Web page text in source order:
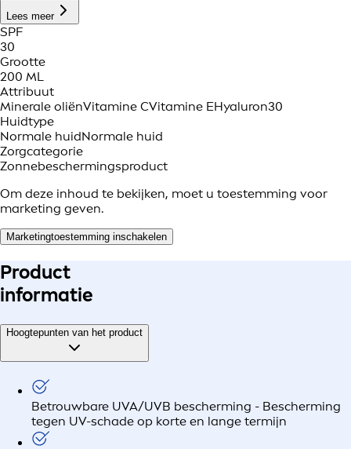
Lees meer
SPF
30
Grootte
200 ML
Attribuut
Minerale oliënVitamine CVitamine EHyaluron30
Huidtype
Normale huidNormale huid
Zorgcategorie
Zonnebeschermingsproduct
Om deze inhoud te bekijken, moet u toestemming voor
marketing geven.
Marketingtoestemming inschakelen
Product
informatie
Hoogtepunten van het product
Betrouwbare UVA/UVB bescherming - Bescherming
tegen UV-schade op korte en lange termijn